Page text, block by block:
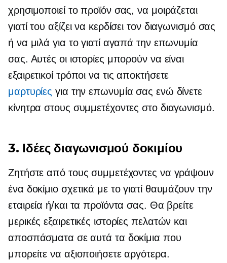
χρησιμοποιεί το προϊόν σας, να μοιράζεται
γιατί του αξίζει να κερδίσει τον διαγωνισμό σας
ή να μιλά για το γιατί αγαπά την επωνυμία
σας. Αυτές οι ιστορίες μπορούν να είναι
εξαιρετικοί τρόποι να τις αποκτήσετε
μαρτυρίες για την επωνυμία σας ενώ δίνετε
κίνητρα στους συμμετέχοντες στο διαγωνισμό.
3. Ιδέες διαγωνισμού δοκιμίου
Ζητήστε από τους συμμετέχοντες να γράψουν
ένα δοκίμιο σχετικά με το γιατί θαυμάζουν την
εταιρεία ή/και τα προϊόντα σας. Θα βρείτε
μερικές εξαιρετικές ιστορίες πελατών και
αποσπάσματα σε αυτά τα δοκίμια που
μπορείτε να αξιοποιήσετε αργότερα.